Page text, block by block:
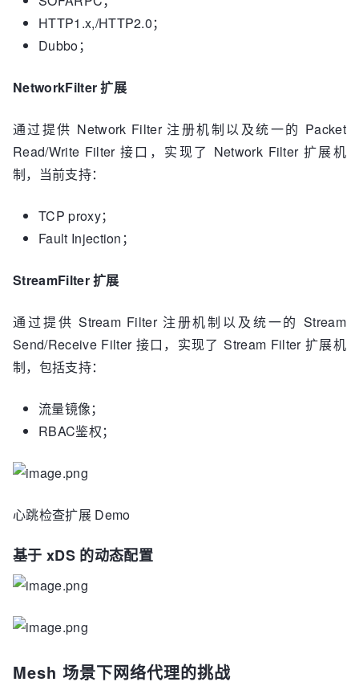
HTTP1.x,/HTTP2.0；
Dubbo；
NetworkFilter 扩展
通过提供 Network Filter 注册机制以及统一的 Packet
Read/Write Filter 接口，实现了 Network Filter 扩展机
制，当前支持：
TCP proxy；
Fault Injection；
StreamFilter 扩展
通过提供 Stream Filter 注册机制以及统一的 Stream
Send/Receive Filter 接口，实现了 Stream Filter 扩展机
制，包括支持：
流量镜像；
RBAC鉴权；
心跳检查扩展 Demo
基于 xDS 的动态配置
Mesh 场景下网络代理的挑战